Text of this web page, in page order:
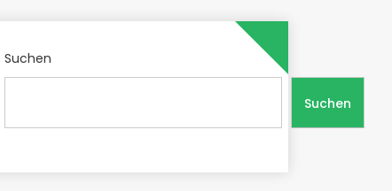
Suchen
Suchen